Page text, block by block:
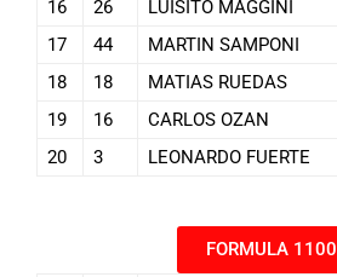
16
26 LUISITO MAGGINI
17
44 MARTIN SAMPONI
18
18 MATIAS RUEDAS
19
16 CARLOS OZAN
20
3 LEONARDO FUERTE
FORMULA 1100